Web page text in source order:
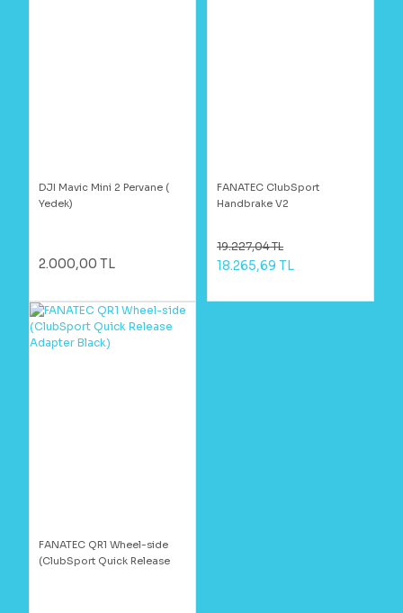
DJI Mavic Mini 2 Pervane (
Yedek)
2.000,00 TL
FANATEC ClubSport
Handbrake V2
19.227,04 TL
18.265,69 TL
FANATEC QR1 Wheel-side
(ClubSport Quick Release